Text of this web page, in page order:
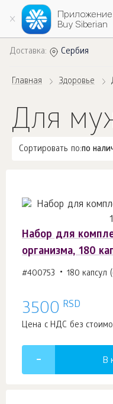
Приложение
Buy Siberian
Доставка: Сербия
Главная Здоровье
Для
Сортировать по:по
Набор для
организма, 180
#400753 180 капсул
3500 RSD
Цена с НДС без
В